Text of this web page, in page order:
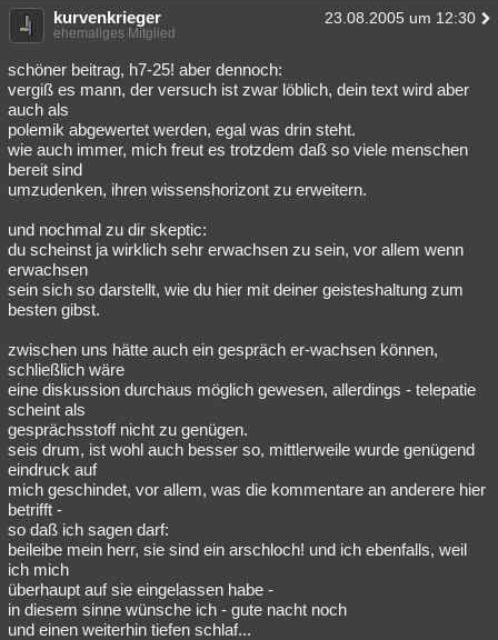
kurvenkrieger 23.08.2005 um 12:30
ehemaliges Mitglied
schöner beitrag, h7-25! aber dennoch:
vergiß es mann, der versuch ist zwar löblich, dein text wird aber
auch als
polemik abgewertet werden, egal was drin steht.
wie auch immer, mich freut es trotzdem daß so viele menschen
bereit sind
umzudenken, ihren wissenshorizont zu erweitern.
und nochmal zu dir skeptic:
du scheinst ja wirklich sehr erwachsen zu sein, vor allem wenn
erwachsen
sein sich so darstellt, wie du hier mit deiner geisteshaltung zum
besten gibst.
zwischen uns hätte auch ein gespräch er-wachsen können,
schließlich wäre
eine diskussion durchaus möglich gewesen, allerdings - telepatie
scheint als
gesprächsstoff nicht zu genügen.
seis drum, ist wohl auch besser so, mittlerweile wurde genügend
eindruck auf
mich geschindet, vor allem, was die kommentare an anderere hier
betrifft -
so daß ich sagen darf:
beileibe mein herr, sie sind ein arschloch! und ich ebenfalls, weil
ich mich
überhaupt auf sie eingelassen habe -
in diesem sinne wünsche ich - gute nacht noch
und einen weiterhin tiefen schlaf...